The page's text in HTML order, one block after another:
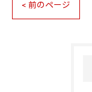
< 前のページ